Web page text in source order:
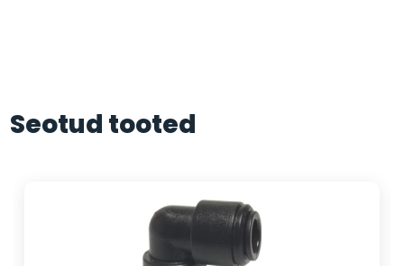
Seotud tooted